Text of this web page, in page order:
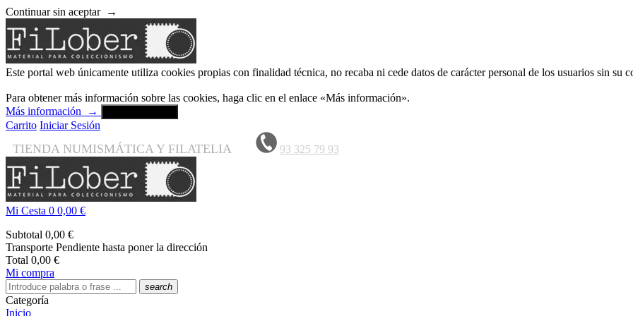
Continuar sin aceptar →
Este portal web únicamente utiliza cookies propias con finalidad técnica, no recaba ni cede datos de carácter personal de los usuarios sin su
Para obtener más información sobre las cookies, haga clic en el enlace «Más información».
Más información
→
Carrito Iniciar Sesión
TIENDA NUMISMÁTICA Y FILATELIA 93 325 79 93
Mi Cesta 0 0,00 €
Subtotal 0,00 €
Transporte Pendiente hasta poner la dirección
Total 0,00 €
Mi compra
search
Categoría
Inicio